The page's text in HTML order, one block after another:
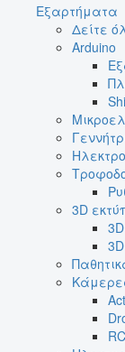
Εξαρτήματα
Δείτε
Arduino
3D